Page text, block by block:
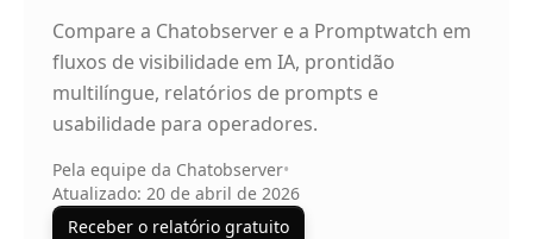
Compare a Chatobserver e a Promptwatch em
fluxos de visibilidade em IA, prontidão
multilíngue, relatórios de prompts e
usabilidade para operadores.
Pela equipe da Chatobserver•
Atualizado: 20 de abril de 2026
Receber o relatório gratuito